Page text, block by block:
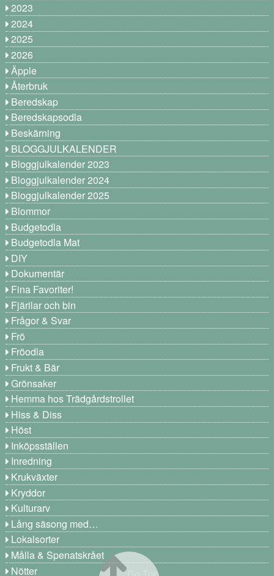
2023
2024
2025
2026
Äpple
Återbruk
Beredskap
Beredskapsodla
Beskärning
BLOGGJULKALENDER
Bloggjulkalender 2023
Bloggjulkalender 2024
Bloggjulkalender 2025
Blommor
Budgetodla
Budgetodla Mat
DIY
Dokumentär
Fina Favoriter!
Fjärilar och bin
Frågor & Svar
Frö
Fröodla
Frukt & Bär
Grönsaker
Hemma hos Trädgårdstrollet
Hiss & Diss
Höst
Inköpsställen
Inredning
Krukväxter
Kryddor
Kulturarv
Lång säsong med…
Lokalsorter
Målla & Spenatskrået
Nötter